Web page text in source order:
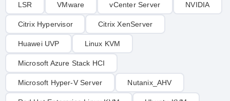
LSR VMware vCenter Server NVIDIA
Citrix Hypervisor Citrix XenServer
Huawei UVP Linux KVM
Microsoft Azure Stack HCI
Microsoft Hyper-V Server Nutanix_AHV